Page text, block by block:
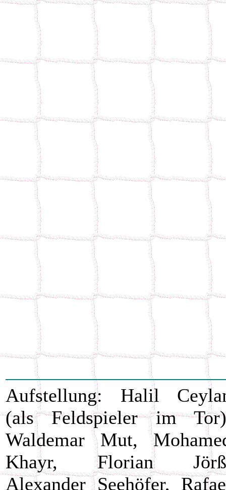
Aufstellung: Halil
(als Feldspieler im
Waldemar Mut,
Khayr, Florian
Alexander Seehöfer,